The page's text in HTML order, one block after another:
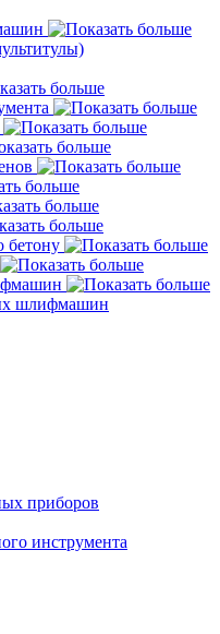
бетону
шлифмашин
приборов
инструмента